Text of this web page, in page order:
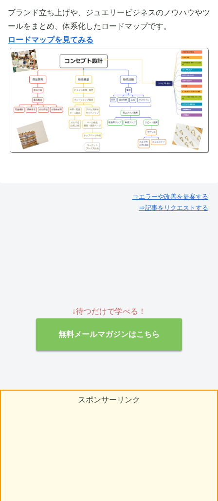
ブランド立ち上げや、ジュエリービジネスのノウハウやツ
ールをまとめ、体系化したロードマップです。
ロードマップを見てみる
⇒エラーや改善を提案する
⇒記事をリクエストする
↓待つだけで学べる！
無料メールマガジンはこちら
スポンサーリンク